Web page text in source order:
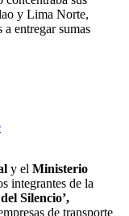
y Lima Norte,
entregar sumas
y el Ministerio
integrantes de la
Silencio’,
de transporte